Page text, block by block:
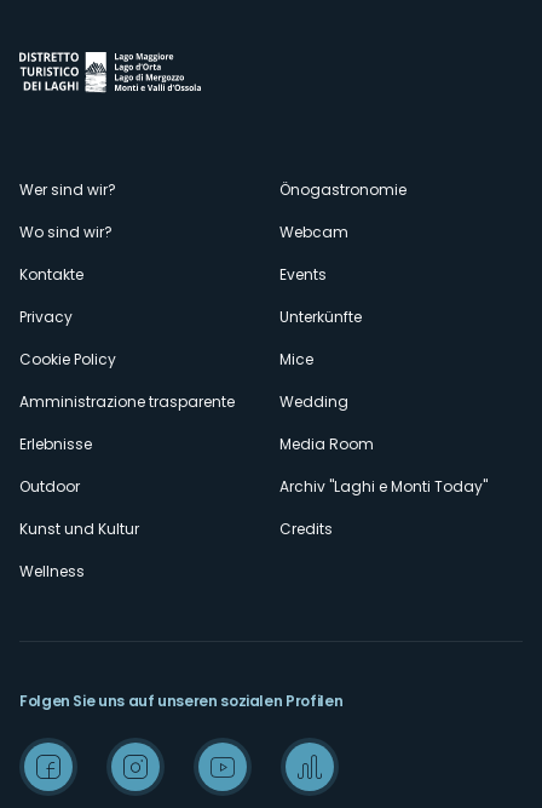
Menù
secondario
Wer sind wir?
Wo sind wir?
Kontakte
Privacy
Cookie Policy
Amministrazione trasparente
Erlebnisse
Outdoor
Kunst und Kultur
Wellness
Önogastronomie
Webcam
Events
Unterkünfte
Mice
Wedding
Media Room
Archiv "Laghi e Monti Today"
Credits
Folgen Sie uns auf unseren sozialen Profilen